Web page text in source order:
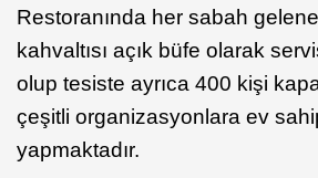
Restoranında her sabah
kahvaltısı açık büfe olarak
olup tesiste ayrıca 400 kişi
çeşitli organizasyonlara ev
yapmaktadır.